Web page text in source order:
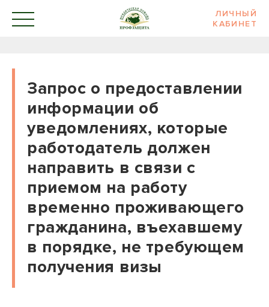
ЛИЧНЫЙ
КАБИНЕТ
Запрос о предоставлении
информации об
уведомлениях, которые
работодатель должен
направить в связи с
приемом на работу
временно проживающего
гражданина, въехавшему
в порядке, не требующем
получения визы